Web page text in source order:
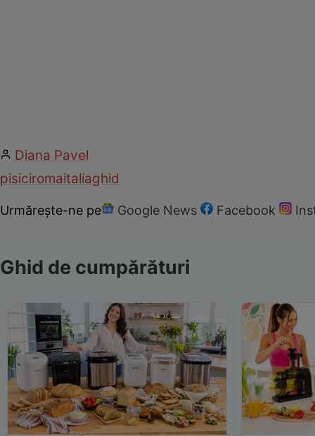
Diana Pavel
pisiciromaitaliaghid
Urmărește-ne pe Google News Facebook
Ghid de cumpărături